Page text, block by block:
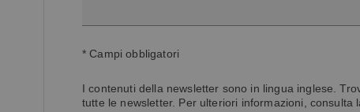
* Campi obbligatori
I contenuti della newsletter sono in lingua inglese.
tutte le newsletter. Per ulteriori informazioni, consulta